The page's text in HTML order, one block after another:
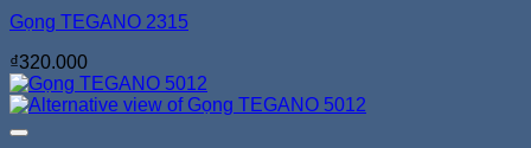
Gọng TEGANO 2315
₫320.000